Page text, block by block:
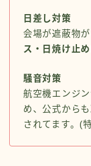
日差し対策
会場が遮蔽物
ス・日焼け止め
騒音対策
航空機エンジ
め、公式からも
されてます。(